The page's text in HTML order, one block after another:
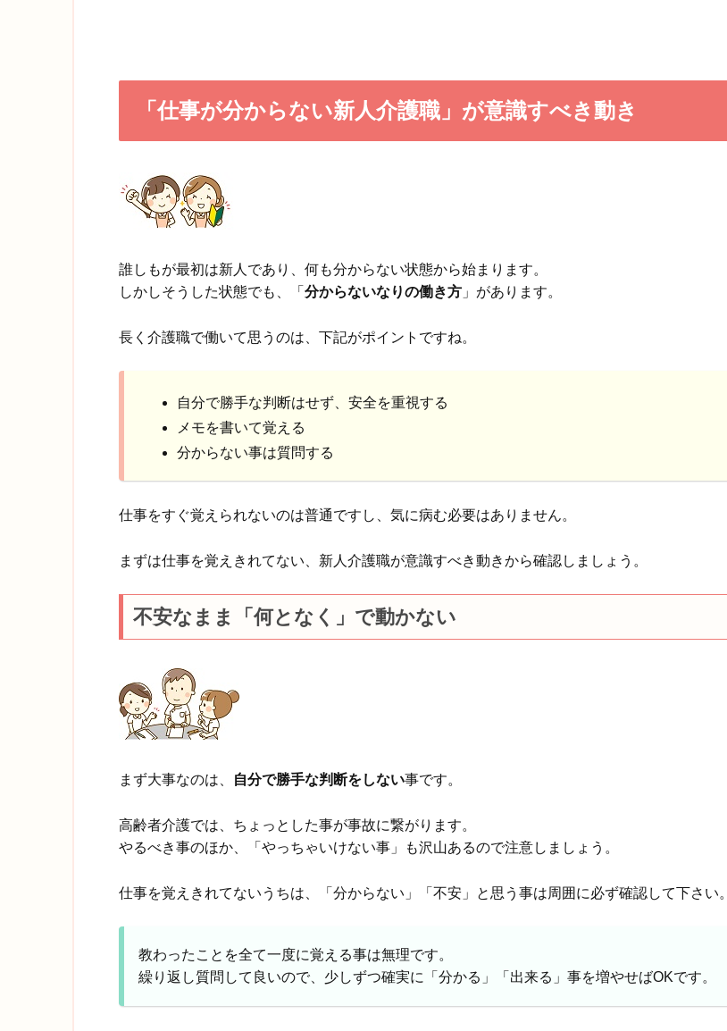
「仕事が分からない新人介護職」が意識すべき動き
誰しもが最初は新人であり、何も分からない状態から始まります。
しかしそうした状態でも、「 分からないなりの働き方 」があります。
長く介護職で働いて思うのは、下記がポイントですね。
自分で勝手な判断はせず、安全を重視する
メモを書いて覚える
分からない事は質問する
仕事をすぐ覚えられないのは普通ですし、気に病む必要はありません。
まずは仕事を覚えきれてない、新人介護職が意識すべき動きから確認しましょう。
不安なまま「何となく」で動かない
まず大事なのは、 自分で勝手な判断をしない事です。
高齢者介護では、ちょっとした事が事故に繋がります。
やるべき事のほか、「やっちゃいけない事」も沢山あるので注意しましょう。
仕事を覚えきれてないうちは、「分からない」「不安」と思う事は周囲に必ず確認して下さい。
教わったことを全て一度に覚える事は無理です。
繰り返し質問して良いので、少しずつ確実に「分かる」「出来る」事を増やせばOKです。